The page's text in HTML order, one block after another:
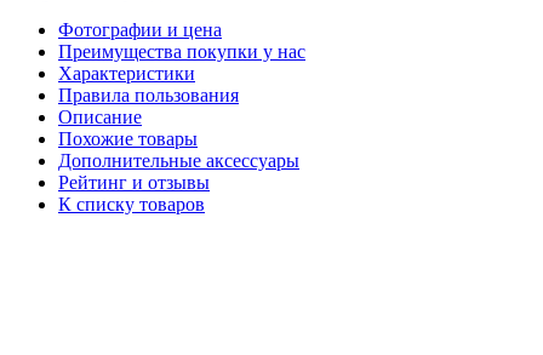
Фотографии и цена
Преимущества покупки у нас
Характеристики
Правила пользования
Описание
Похожие товары
Дополнительные аксессуары
Рейтинг и отзывы
К списку товаров